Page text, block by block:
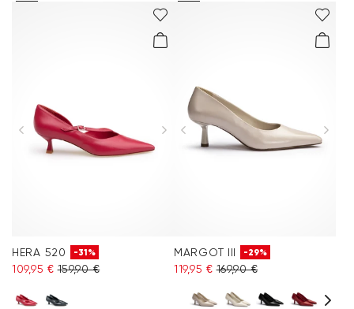
HERA 520 -31%
109,95 € 159,90 €
MARGOT III -29%
119,95 € 169,90 €